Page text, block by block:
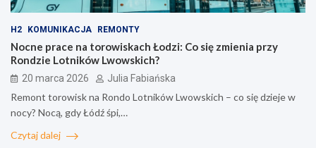
H2 KOMUNIKACJA REMONTY
Nocne prace na torowiskach Łodzi: Co się zmienia przy
Rondzie Lotników Lwowskich?
20 marca 2026 Julia Fabiańska
Remont torowisk na Rondo Lotników Lwowskich – co się dzieje w
nocy? Nocą, gdy Łódź śpi,…
Czytaj dalej